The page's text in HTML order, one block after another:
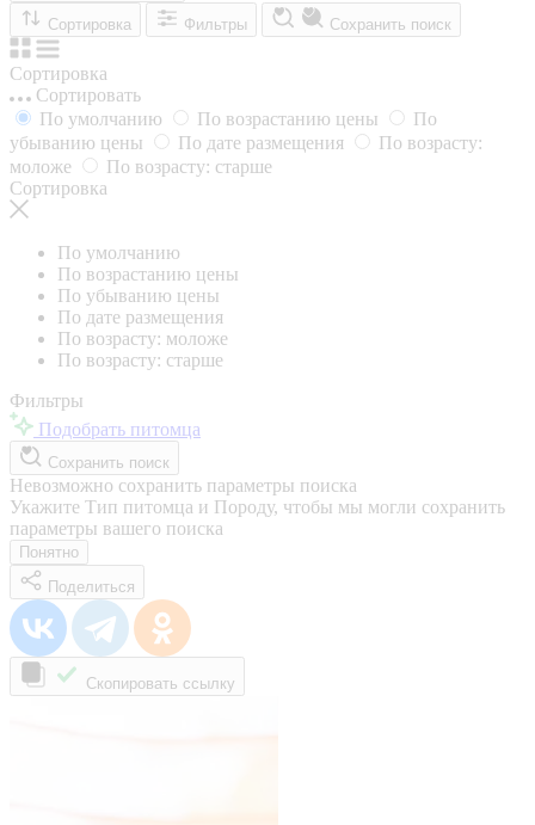
Сортировка
Фильтры Сохранить поиск
Сортировка
Сортировать
По умолчанию
По возрастанию цены
По
убыванию цены
По дате размещения
По возрасту:
моложе
По возрасту: старше
Сортировка
По умолчанию
По возрастанию цены
По убыванию цены
По дате размещения
По возрасту: моложе
По возрасту: старше
Фильтры
Подобрать питомца
Сохранить поиск
Невозможно сохранить параметры поиска
Укажите Тип питомца и Породу, чтобы мы могли сохранить
параметры вашего поиска
Понятно
Поделиться
Скопировать ссылку